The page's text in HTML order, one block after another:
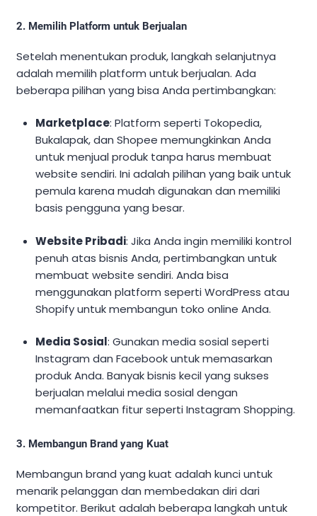
2. Memilih Platform untuk Berjualan
Setelah menentukan produk, langkah selanjutnya
adalah memilih platform untuk berjualan. Ada
beberapa pilihan yang bisa Anda pertimbangkan:
Marketplace: Platform seperti Tokopedia,
Bukalapak, dan Shopee memungkinkan Anda
untuk menjual produk tanpa harus membuat
website sendiri. Ini adalah pilihan yang baik untuk
pemula karena mudah digunakan dan memiliki
basis pengguna yang besar.
Website Pribadi: Jika Anda ingin memiliki kontrol
penuh atas bisnis Anda, pertimbangkan untuk
membuat website sendiri. Anda bisa
menggunakan platform seperti WordPress atau
Shopify untuk membangun toko online Anda.
Media Sosial: Gunakan media sosial seperti
Instagram dan Facebook untuk memasarkan
produk Anda. Banyak bisnis kecil yang sukses
berjualan melalui media sosial dengan
memanfaatkan fitur seperti Instagram Shopping.
3. Membangun Brand yang Kuat
Membangun brand yang kuat adalah kunci untuk
menarik pelanggan dan membedakan diri dari
kompetitor. Berikut adalah beberapa langkah untuk